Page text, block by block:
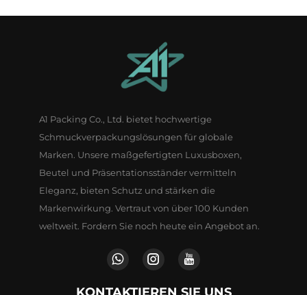
A1 Packing Co., Ltd. bietet hochwertige
Schmuckverpackungslösungen für globale
Marken. Unsere maßgefertigten Luxusboxen,
Beutel und Präsentationsständer vermitteln
Eleganz, bieten Schutz und stärken die
Markenwirkung. Vertraut von über 100 Kunden
weltweit. Fordern Sie noch heute ein Angebot an.